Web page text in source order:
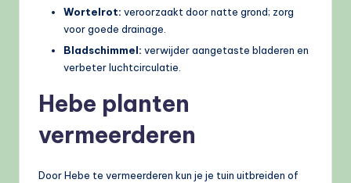
Wortelrot: veroorzaakt door natte grond; zorg
voor goede drainage.
Bladschimmel: verwijder aangetaste bladeren en
verbeter luchtcirculatie.
Hebe planten
vermeerderen
Door Hebe te vermeerderen kun je je tuin uitbreiden of